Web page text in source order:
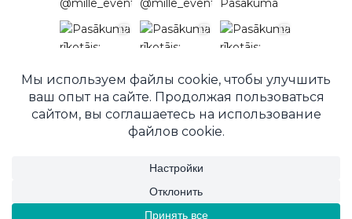
Подписаться в Instagram
© 2026 EventRent. Все права защищены.